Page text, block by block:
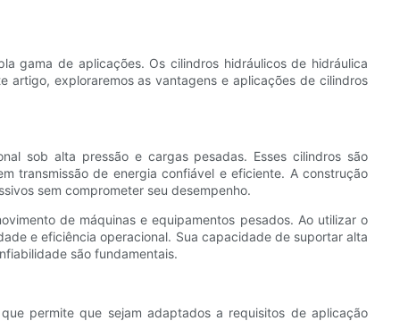
gama de aplicações. Os cilindros hidráulicos de hidráulica
artigo, exploraremos as vantagens e aplicações de cilindros
sob alta pressão e cargas pesadas. Esses cilindros são
transmissão de energia confiável e eficiente. A construção
sem comprometer seu desempenho.
de máquinas e equipamentos pesados. Ao utilizar o
e eficiência operacional. Sua capacidade de suportar alta
são fundamentais.
permite que sejam adaptados a requisitos de aplicação